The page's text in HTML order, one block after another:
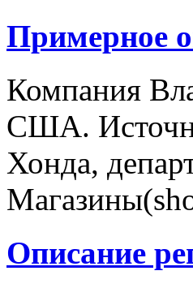
Примерное
Компания
США.
Хонда,
Описание